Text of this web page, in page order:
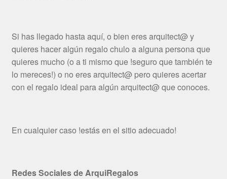
Si has llegado hasta aquí, o bien eres arquitect@ y
quieres hacer algún regalo chulo a alguna persona que
quieres mucho (o a ti mismo que !seguro que también te
lo mereces!) o no eres arquitect@ pero quieres acertar
con el regalo ideal para algún arquitect@ que conoces.
En cualquier caso !estás en el sitio adecuado!
Redes Sociales de ArquiRegalos